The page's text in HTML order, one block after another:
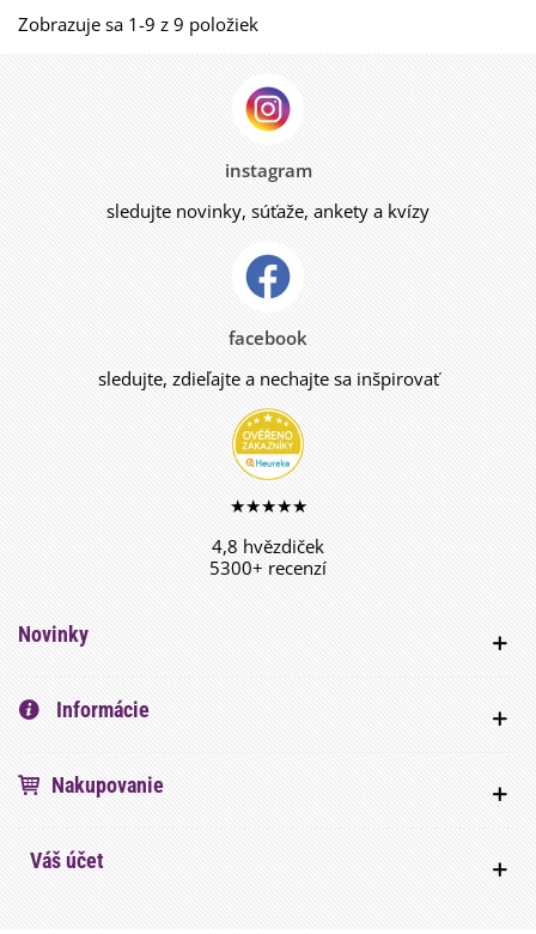
Zobrazuje sa 1-9 z 9 položiek
instagram
sledujte novinky, súťaže, ankety a kvízy
facebook
sledujte, zdieľajte a nechajte sa inšpirovať
★★★★★
4,8 hvězdiček
5300+ recenzí
Novinky
Informácie
Nakupovanie
Váš účet